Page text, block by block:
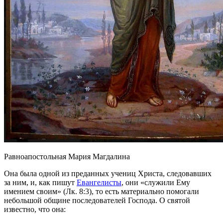
Равноапостольная Мария Магдалина
Она была одной из преданных учениц Христа, следовавших
за ним, и, как пишут Евангелисты, они «служили Ему
имением своим» (Лк. 8:3), то есть материально помогали
небольшой общине последователей Господа. О святой
известно, что она: